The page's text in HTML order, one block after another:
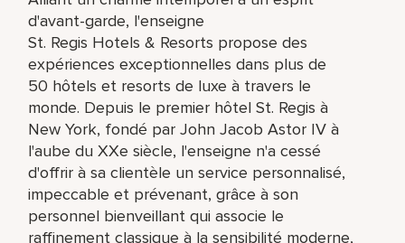
d'avant-garde, l'enseigne
St. Regis Hotels & Resorts propose des
expériences exceptionnelles dans plus de
50 hôtels et resorts de luxe à travers le
monde. Depuis le premier hôtel St. Regis à
New York, fondé par John Jacob Astor IV à
l'aube du XXe siècle, l'enseigne n'a cessé
d'offrir à sa clientèle un service personnalisé,
impeccable et prévenant, grâce à son
personnel bienveillant qui associe le
raffinement classique à la sensibilité moderne,